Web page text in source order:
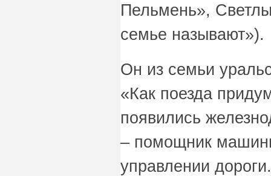
Пельмень»,
семье называют»).
Он из семьи
«Как поезда
появились
– помощник
управлении